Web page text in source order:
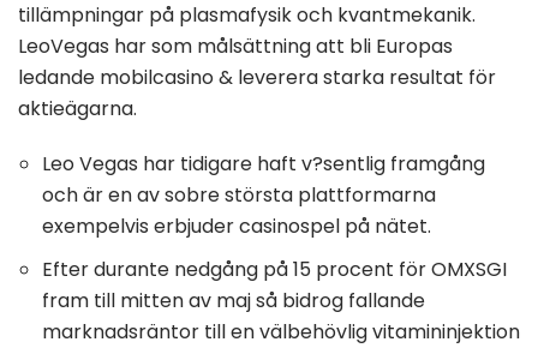
tillämpningar på plasmafysik och kvantmekanik.
LeoVegas har som målsättning att bli Europas
ledande mobilcasino & leverera starka resultat för
aktieägarna.
Leo Vegas har tidigare haft v?sentlig framgång
och är en av sobre största plattformarna
exempelvis erbjuder casinospel på nätet.
Efter durante nedgång på 15 procent för OMXSGI
fram till mitten av maj så bidrog fallande
marknadsräntor till en välbehövlig vitamininjektion